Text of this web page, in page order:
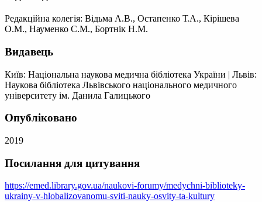
Редакційна колегія: Відьма А.В., Остапенко Т.А., Кірішева
О.М., Науменко С.М., Бортнік Н.М.
Видавець
Київ: Національна наукова медична бібліотека України | Львів:
Наукова бібліотека Львівського національного медичного
університету ім. Данила Галицького
Опубліковано
2019
Посилання для цитування
https://emed.library.gov.ua/naukovi-forumy/medychni-biblioteky-
ukrainy-v-hlobalizovanomu-sviti-nauky-osvity-ta-kultury